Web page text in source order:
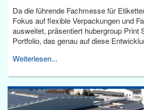
Da die führende Fachmesse für
Fokus auf flexible Verpackungen und
ausweitet, präsentiert hubergroup Print
Portfolio, das genau auf diese
Weiterlesen...